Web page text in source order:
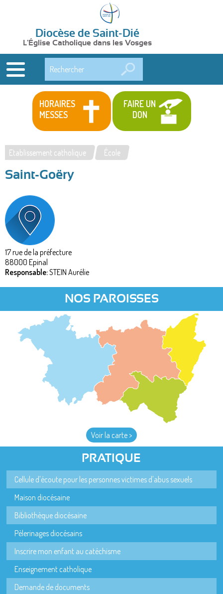
Diocèse de Saint-Dié
L'Église Catholique dans les Vosges
HORAIRES
MESSES
FAIRE UN
DON
Vous
êtes
ici
Etablissement catholique École
Saint-Goëry
17 rue de la préfecture
88000 Epinal
Responsable:STEIN Aurélie
NOS PAROISSES
Voir la carte >
PRATIQUE
Cellule d'écoute pour les personnes victimes d'abus sexuels
Maison diocésaine
Bibliothèque diocésaine
Pèlerinages diocésains
Inscrire mon enfant au catéchisme
Enseignement catholique
Demande de documents